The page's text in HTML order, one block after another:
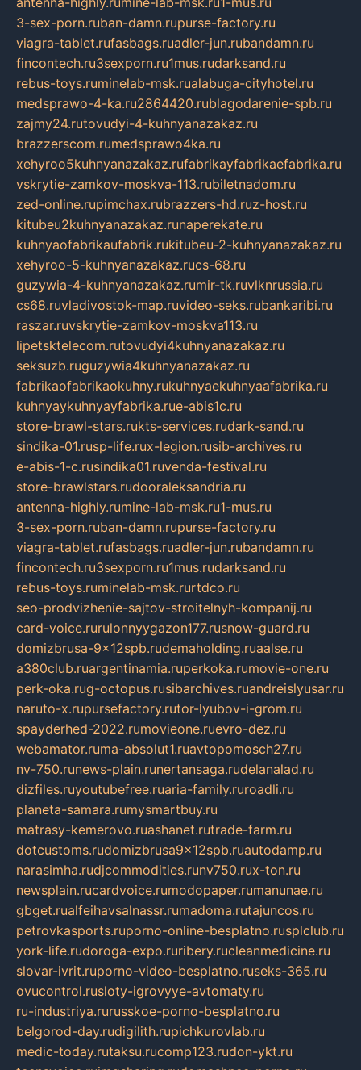
3-sex-porn.ruban-damn.rupurse-factory.ru
viagra-tablet.rufasbags.ruadler-jun.rubandamn.ru
fincontech.ru3sexporn.ru1mus.rudarksand.ru
rebus-toys.ruminelab-msk.rualabuga-cityhotel.ru
medsprawo-4-ka.ru2864420.rublagodarenie-spb.ru
zajmy24.rutovudyi-4-kuhnyanazakaz.ru
brazzerscom.rumedsprawo4ka.ru
xehyroo5kuhnyanazakaz.rufabrikayfabrikaefabrika.ru
vskrytie-zamkov-moskva-113.rubiletnadom.ru
zed-online.rupimchax.rubrazzers-hd.ruz-host.ru
kitubeu2kuhnyanazakaz.runaperekate.ru
kuhnyaofabrikaufabrik.rukitubeu-2-kuhnyanazakaz.ru
xehyroo-5-kuhnyanazakaz.rucs-68.ru
guzywia-4-kuhnyanazakaz.rumir-tk.ruvlknrussia.ru
cs68.ruvladivostok-map.ruvideo-seks.rubankaribi.ru
raszar.ruvskrytie-zamkov-moskva113.ru
lipetsktelecom.rutovudyi4kuhnyanazakaz.ru
seksuzb.ruguzywia4kuhnyanazakaz.ru
fabrikaofabrikaokuhny.rukuhnyaekuhnyaafabrika.ru
kuhnyaykuhnyayfabrika.rue-abis1c.ru
store-brawl-stars.rukts-services.rudark-sand.ru
sindika-01.rusp-life.rux-legion.rusib-archives.ru
e-abis-1-c.rusindika01.ruvenda-festival.ru
store-brawlstars.rudooraleksandria.ru
antenna-highly.rumine-lab-msk.ru1-mus.ru
3-sex-porn.ruban-damn.rupurse-factory.ru
viagra-tablet.rufasbags.ruadler-jun.rubandamn.ru
fincontech.ru3sexporn.ru1mus.rudarksand.ru
rebus-toys.ruminelab-msk.rurtdco.ru
seo-prodvizhenie-sajtov-stroitelnyh-kompanij.ru
card-voice.rurulonnyygazon177.rusnow-guard.ru
domizbrusa-9x12spb.rudemaholding.ruaalse.ru
a380club.ruargentinamia.ruperkoka.rumovie-one.ru
perk-oka.rug-octopus.rusibarchives.ruandreislyusar.ru
naruto-x.rupursefactory.rutor-lyubov-i-grom.ru
spayderhed-2022.rumovieone.ruevro-dez.ru
webamator.ruma-absolut1.ruavtopomosch27.ru
nv-750.runews-plain.runertansaga.rudelanalad.ru
dizfiles.ruyoutubefree.ruaria-family.ruroadli.ru
planeta-samara.rumysmartbuy.ru
matrasy-kemerovo.ruashanet.rutrade-farm.ru
dotcustoms.rudomizbrusa9x12spb.ruautodamp.ru
narasimha.rudjcommodities.runv750.rux-ton.ru
newsplain.rucardvoice.rumodopaper.rumanunae.ru
gbget.rualfeihavsalnassr.rumadoma.rutajuncos.ru
petrovkasports.ruporno-online-besplatno.rusplclub.ru
york-life.rudoroga-expo.ruribery.rucleanmedicine.ru
slovar-ivrit.ruporno-video-besplatno.ruseks-365.ru
ovucontrol.rusloty-igrovyye-avtomaty.ru
ru-industriya.rurusskoe-porno-besplatno.ru
belgorod-day.rudigilith.rupichkurovlab.ru
medic-today.rutaksu.rucomp123.rudon-ykt.ru